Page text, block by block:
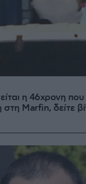
η 46χρονη που
στη Marfin, δείτε